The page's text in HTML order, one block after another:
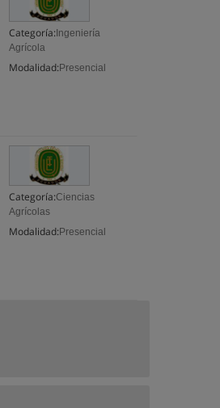
Categoría: Ingeniería
Agrícola
Modalidad: Presencial
Categoría:Ciencias
Agrícolas
Modalidad: Presencial